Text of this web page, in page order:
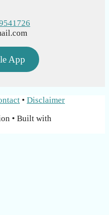
App
• Disclaimer
• Built with